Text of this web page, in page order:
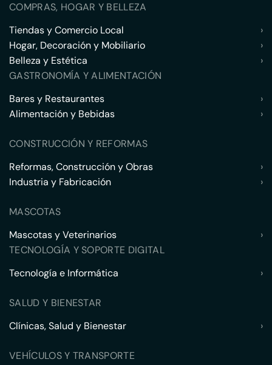
COMPRAS, HOGAR Y BELLEZA
Tiendas y Comercio Local
›
Hogar, Decoración y Mobiliario
›
Belleza y Estética
›
GASTRONOMÍA Y ALIMENTACIÓN
Bares y Restaurantes
›
Alimentación y Bebidas
›
CONSTRUCCIÓN Y REFORMAS
Reformas, Construcción y Obras
›
Industria y Fabricación
›
MASCOTAS
Mascotas y Veterinarios
›
TECNOLOGÍA Y SOPORTE DIGITAL
Tecnología e Informática
›
SALUD Y BIENESTAR
Clínicas, Salud y Bienestar
›
VEHÍCULOS Y TRANSPORTE